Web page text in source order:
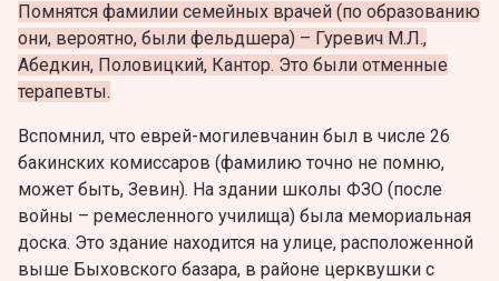
Помнятся фамилии семейных врачей (по образованию
они, вероятно, были фельдшера) – Гуревич М.Л.,
Абедкин, Половицкий, Кантор. Это были отменные
терапевты.
Вспомнил, что еврей-могилевчанин был в числе 26
бакинских комиссаров (фамилию точно не помню,
может быть, Зевин). На здании школы ФЗО (после
войны – ремесленного училища) была мемориальная
доска. Это здание находится на улице, расположенной
выше Быховского базара, в районе церквушки с